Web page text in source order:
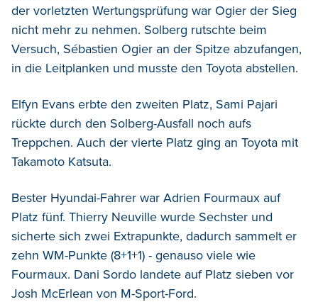
der vorletzten Wertungsprüfung war Ogier der Sieg
nicht mehr zu nehmen. Solberg rutschte beim
Versuch, Sébastien Ogier an der Spitze abzufangen,
in die Leitplanken und musste den Toyota abstellen.
Elfyn Evans erbte den zweiten Platz, Sami Pajari
rückte durch den Solberg-Ausfall noch aufs
Treppchen. Auch der vierte Platz ging an Toyota mit
Takamoto Katsuta.
Bester Hyundai-Fahrer war Adrien Fourmaux auf
Platz fünf. Thierry Neuville wurde Sechster und
sicherte sich zwei Extrapunkte, dadurch sammelt er
zehn WM-Punkte (8+1+1) - genauso viele wie
Fourmaux. Dani Sordo landete auf Platz sieben vor
Josh McErlean von M-Sport-Ford.